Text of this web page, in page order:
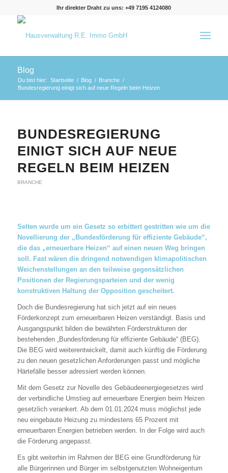
Ihr direkter Draht zu uns: +49 7195 4124080
Blog
Du bist hier: Startseite / Blog / Branche /
Bundesregierung einigt sich auf neue Regeln beim Heizen
BUNDESREGIERUNG
EINIGT SICH AUF NEUE
REGELN BEIM HEIZEN
BRANCHE
Selten wurde um ein Gesetz so erbittert gestritten wie um die
Novellierung der „Bundesförderung für effiziente Gebäude“,
die das „erneuerbare Heizen“ auf einen neuen Weg bringen
soll. Fast wären die dringend notwendigen klimapolitischen
Weichenstellungen an den teilweise gegensätzlichen
Positionen der Regierungsparteien und der wenig
konstruktiven Haltung der Opposition gescheitert.
Doch die Bundesregierung hat sich jetzt auf ein neues
Förderkonzept zum erneuerbaren Heizen verständigt. Basis und
Ausgangspunkt bilden die bewährten Förderstrukturen der
bestehenden „Bundesförderung für effiziente Gebäude“ (BEG).
Die BEG wird weiterentwickelt, damit auch künftig die Förderung
zu den neuen gesetzlichen Anforderungen passt und mögliche
Härtefälle besser adressiert werden können.
Mit dem Gesetz zur Novelle des Gebäudeenergiegesetzes wird
der verbindliche Umstieg auf erneuerbare Energien beim Heizen
gesetzlich verankert. Ab dem 01.01.2024 muss möglichst jede
neu eingebaute Heizung zu mindestens 65 Prozent mit
erneuerbaren Energien betrieben werden. In der Folge wird auch
die Förderung angepasst.
Es gibt weiterhin im Rahmen der BEG eine Grundförderung für
alle Bürgerinnen und Bürger im selbstgenutzten Wohneigentum